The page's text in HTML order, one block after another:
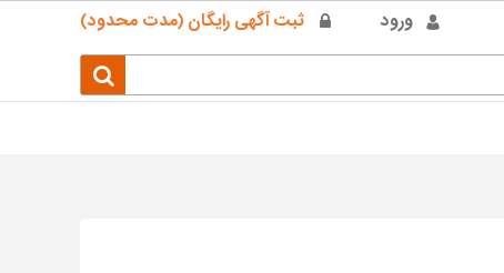
ورود ثبت آگهی رایگان (مدت محدود)